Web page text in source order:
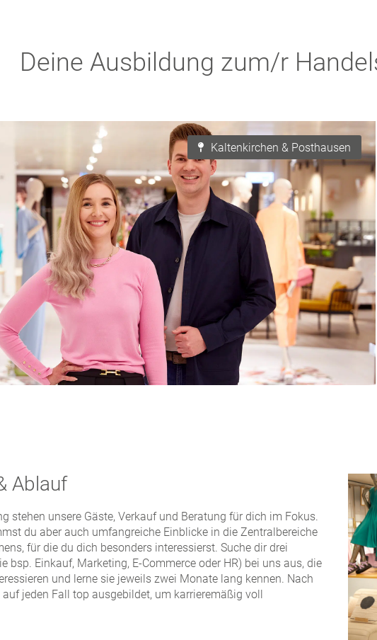
Deine Ausbildung zum/r
 Kaltenkirchen & Posthausen
Ablauf
stehen unsere Gäste, Verkauf und Beratung für dich im Fokus.
du aber auch umfangreiche Einblicke in die Zentralbereiche
für die du dich besonders interessierst. Suche dir drei
bsp. Einkauf, Marketing, E-Commerce oder HR) bei uns aus, die
und lerne sie jeweils zwei Monate lang kennen. Nach
jeden Fall top ausgebildet, um karrieremäßig voll